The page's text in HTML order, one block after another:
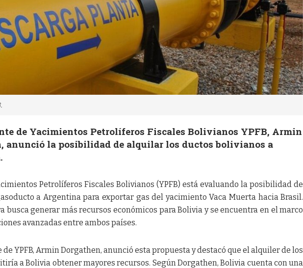
de Yacimientos Petrolíferos Fiscales Bolivianos YPFB, Armin
anunció la posibilidad de alquilar los ductos bolivianos a
Petrolíferos Fiscales Bolivianos (YPFB) está evaluando la posibilidad de
a Argentina para exportar gas del yacimiento Vaca Muerta hacia Brasil.
busca generar más recursos económicos para Bolivia y se encuentra en el marco
avanzadas entre ambos países.
YPFB, Armin Dorgathen, anunció esta propuesta y destacó que el alquiler de los
a Bolivia obtener mayores recursos. Según Dorgathen, Bolivia cuenta con una